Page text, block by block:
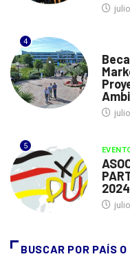
4
5
2024
BUSCAR POR PAÍS